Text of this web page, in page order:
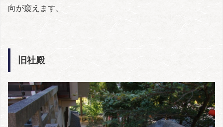
向が窺えます。
旧社殿